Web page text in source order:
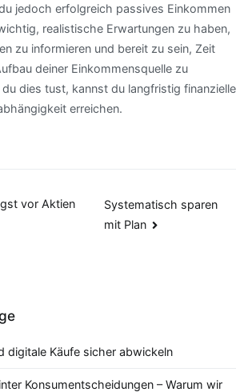
jedoch erfolgreich passives Einkommen
realistische Erwartungen zu haben,
zu informieren und bereit zu sein, Zeit
deiner Einkommensquelle zu
dies tust, kannst du langfristig finanzielle
erreichen.
vor Aktien
Systematisch sparen
mit Plan
digitale Käufe sicher abwickeln
Konsumentscheidungen – Warum wir